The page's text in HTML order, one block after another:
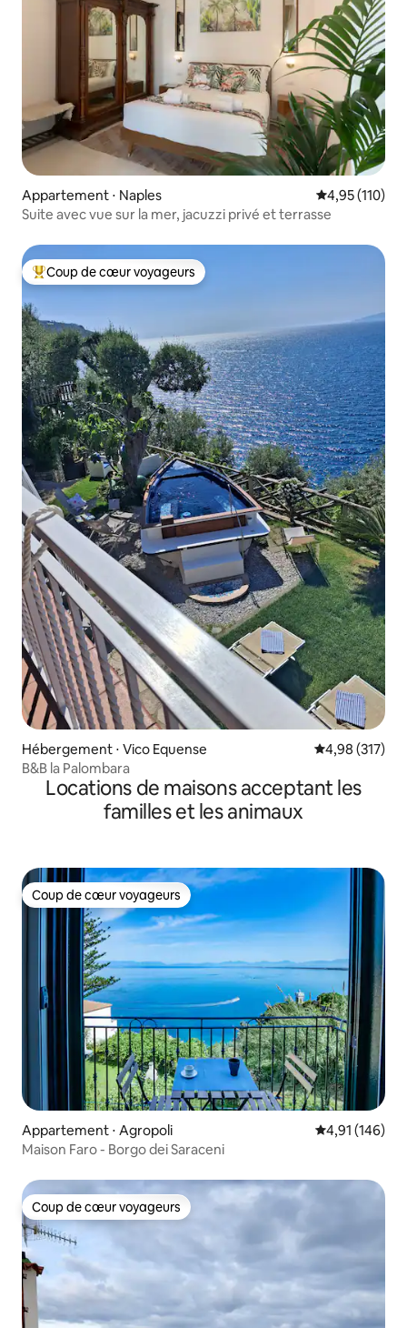
Appartement ⋅ Naples Évaluation
4,95 (110)
Suite avec vue sur la mer, jacuzzi privé et terrasse
Coups de cœur voyageurs les plus appréciés
Coup de cœur voyageurs
Hébergement ⋅ Vico Equense Évaluation
4,98 (317)
B&B la Palombara
Locations de maisons acceptant les
familles et les animaux
Coup de cœur voyageurs
Coup de cœur voyageurs
Appartement ⋅ Agropoli Évaluation
4,91 (146)
Maison Faro - Borgo dei Saraceni
Coup de cœur voyageurs
Coup de cœur voyageurs